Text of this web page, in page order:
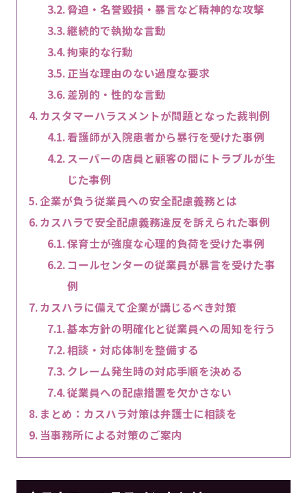
脅迫・名誉毀損・暴言など精神的な攻撃
継続的で執拗な言動
拘束的な行動
正当な理由のない過度な要求
差別的・性的な言動
カスタマーハラスメントが問題となった裁判例
看護師が入院患者から暴行を受けた事例
スーパーの店員と顧客の間にトラブルが生
じた事例
企業が負う従業員への安全配慮義務とは
カスハラで安全配慮義務違反を訴えられた事例
保育士が強度な心理的負荷を受けた事例
コールセンターの従業員が暴言を受けた事
例
カスハラに備えて企業が講じるべき対策
基本方針の明確化と従業員への周知を行う
相談・対応体制を整備する
クレーム発生時の対応手順を決める
従業員への配慮措置を欠かさない
まとめ：カスハラ対策は弁護士に相談を
当事務所による対策のご案内